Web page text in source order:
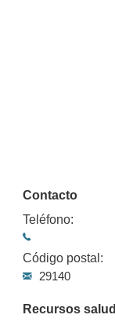
Contacto
Teléfono:
Código postal:
29140
Recursos salud